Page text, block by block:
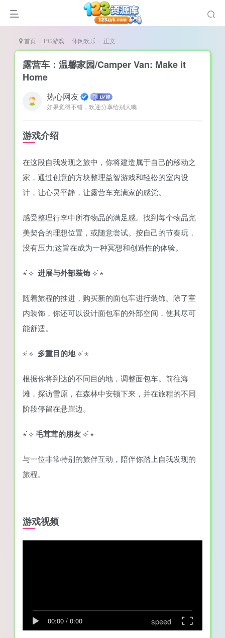
首页 PC游戏 休闲欢乐 正文
露营车：温馨家园/Camper Van: Make it
Home
热心网友
如果觉得不错，欢迎分享给别人噢
游戏介绍
在这段自我发现之旅中，你将建造属于自己的移动之
家，通过创意的方块整理益智游戏和轻松的室内设
计，让心灵平静，让露营车充满家的感觉。
感受整理行李中所有物品的满足感。找到每个物品完
美契合的理想位置，或随意尝试。按自己的节奏玩，
没有压力;这旨在成为一种冥想和创造性的体验。
⋆ ̇⟡ 进展与外部装饰⟡ ̇⋆
随着旅程的推进，购买新的面包车进行装饰。除了室
内装饰，你还可以设计面包车的外部空间，使其尽可
能舒适。
⋆ ̇⟡ 多重目的地⟡ ̇⋆
根据你将到达的不同目的地，调整面包车。前往海
滩，探访雪原，在森林中安顿下来，并在旅程的不同
阶段停留在悬崖边。
⋆ ̇⟡毛茸茸的朋友⟡ ̇⋆
与一位非常特别的旅伴互动，陪伴你踏上自我发现的
旅程。
游戏视频
00:00 / 0:00 speed